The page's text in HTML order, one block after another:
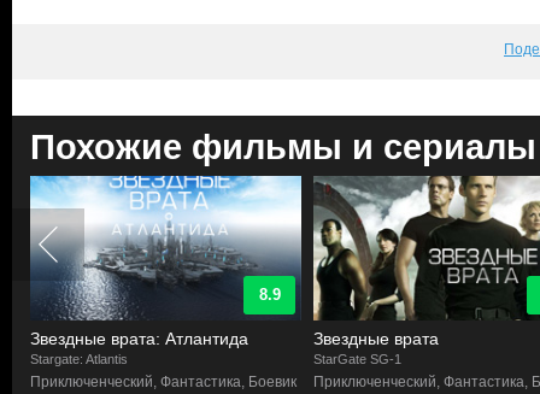
Похожие фильмы и сериалы
8.9
Звездные врата: Атлантида
Stargate: Atlantis
Приключенческий, Фантастика, Боевик
Звездные врата
StarGate SG-1
Приключенческий, Фантастика,